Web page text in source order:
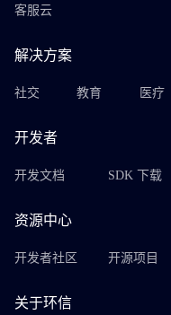
客服云
解决方案
社交 教育 医疗
开发者
开发文档 SDK 下载
资源中心
开发者社区 开源项目
关于环信